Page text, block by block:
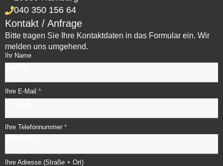
040 350 156 64
Kontakt / Anfrage
Bitte tragen Sie Ihre Kontaktdaten in das Formular ein. Wir
melden uns umgehend.
Ihr Name
Ihre E-Mail *
Ihre Telefonnummer *
Ihre Adresse (Straße + Ort)